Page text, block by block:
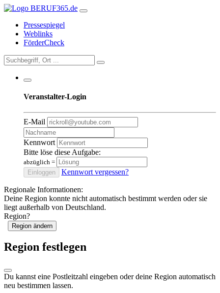
Pressespiegel
Weblinks
FörderCheck
Veranstalter-Login
E-Mail
Kennwort
Bitte löse diese Aufgabe:
abzüglich =
Einloggen
Kennwort vergessen?
Regionale Informationen:
Deine Region konnte nicht automatisch bestimmt werden oder sie
liegt außerhalb von Deutschland.
Region?
Region ändern
Region festlegen
Du kannst eine Postleitzahl eingeben oder deine Region automatisch
neu bestimmen lassen.